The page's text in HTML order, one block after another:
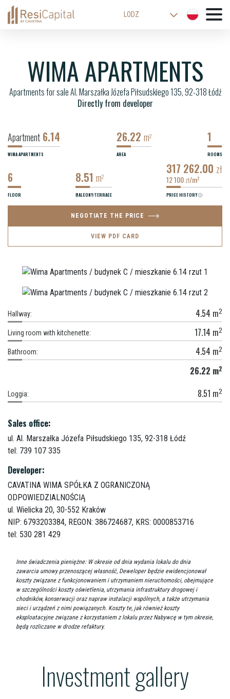
LODZ
WROCLAW
CRACOW
BIELSKO-BIALA
WIMA APARTMENTS
Apartments for sale Al. Marszałka Józefa Piłsudskiego 135, 92-318 Łódź
Directly from developer
WIMA APARTMENTS
Apartment 6.14
AREA
26.22 m2
ROOMS
1
FLOOR
6
BALCONY/TERRACE
8.51 m2
PRICE HISTORY
317 262.00 zł
12 100 zł/m2
NEGOTIATE THE PRICE
VIEW PDF CARD
Hallway: 4.54 m2
Living room with kitchenette: 17.14 m2
Bathroom: 4.54 m2
26.22 m2
Loggia: 8.51 m2
Sales office:
ul. Al. Marszałka Józefa Piłsudskiego 135, 92-318 Łódź
tel: 739 107 335
Developer:
CAVATINA WIMA SPÓŁKA Z OGRANICZONĄ
ODPOWIEDZIALNOŚCIĄ
ul. Wielicka 20, 30-552 Kraków
NIP: 6793203384, REGON: 386724687, KRS: 0000853716
tel: 530 281 429
Inne świadczenia pieniężne: W okresie od dnia wydania lokalu do dnia
zawarcia umowy przenoszącej własność, Deweloper będzie ewidencjonował
koszty związane z funkcjonowaniem i utrzymaniem nieruchomości, obejmujące
w szczególności koszty oświetlenia, utrzymania infrastruktury drogowej i
chodników, konserwacji oraz napraw instalacji wspólnych, a także utrzymania
sieci i urządzeń z nimi powiązanych. Koszty te, jak również koszty
eksploatacyjne związane z korzystaniem z lokalu przez Nabywcę w tym okresie,
będą rozliczane w drodze refaktury.
Investment gallery